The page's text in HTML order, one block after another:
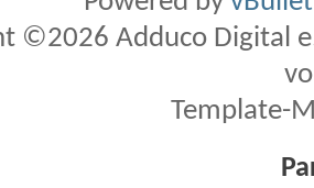
©2026 Adduco Digital
Template-